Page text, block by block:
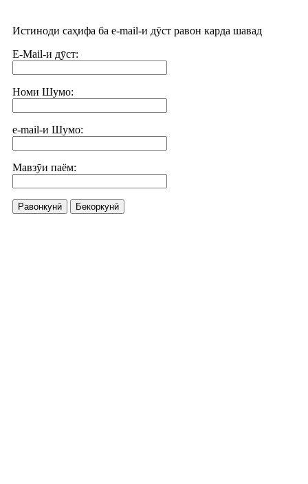
Истиноди саҳифа ба e-mail-и дӯст равон карда шавад
E-Mail-и дӯст:
Номи Шумо:
e-mail-и Шумо:
Мавзӯи паём:
Равонкунӣ Бекоркунӣ